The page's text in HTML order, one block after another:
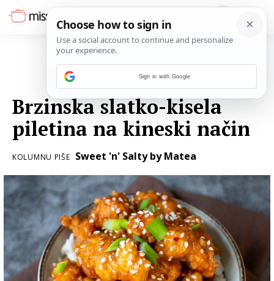
Brzinska slatko-kisela
piletina na kineski način
KOLUMNU PIŠE Sweet 'n' Salty by Matea
Sign in with Google